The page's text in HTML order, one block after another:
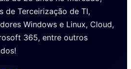
de Terceirização de TI,
Windows e Linux, Cloud,
365, entre outros